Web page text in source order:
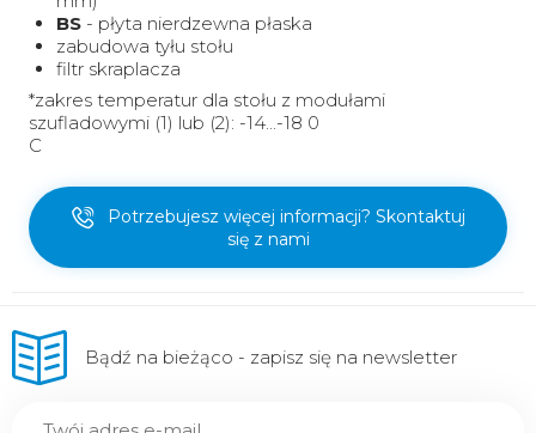
BS- płyta nierdzewna płaska
zabudowa tyłu stołu
filtr skraplacza
*zakres temperatur dla stołu z modułami
szufladowymi (1) lub (2): -14...-18 0
C
Potrzebujesz więcej informacji? Skontaktuj
się z nami
Bądź na bieżąco - zapisz się na newsletter